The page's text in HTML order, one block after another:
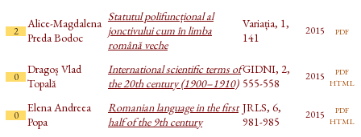
2
Alice-Magdalena
Preda Bodoc
Statutul polifuncțional al
jonctivului cum în limba
română veche
Variația, 1,
141
2015 pdf
0
Dragoș Vlad
Topală
International scientific terms of
the 20th century (1900–1910)
GIDNI, 2,
555-558
2015 pdf
html
0
Elena Andreea
Popa
Romanian language in the first
half of the 9th century
JRLS, 6,
981-985
2015 pdf
html